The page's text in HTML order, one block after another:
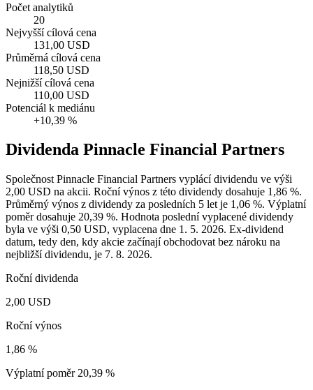
Počet analytiků
20
Nejvyšší cílová cena
131,00 USD
Průměrná cílová cena
118,50 USD
Nejnižší cílová cena
110,00 USD
Potenciál k mediánu
+10,39 %
Dividenda Pinnacle Financial Partners
Společnost Pinnacle Financial Partners vyplácí dividendu ve výši
2,00 USD na akcii. Roční výnos z této dividendy dosahuje 1,86 %.
Průměrný výnos z dividendy za posledních 5 let je 1,06 %. Výplatní
poměr dosahuje 20,39 %. Hodnota poslední vyplacené dividendy
byla ve výši 0,50 USD, vyplacena dne 1. 5. 2026. Ex-dividend
datum, tedy den, kdy akcie začínají obchodovat bez nároku na
nejbližší dividendu, je 7. 8. 2026.
Roční dividenda
2,00 USD
Roční výnos
1,86 %
Výplatní poměr 20,39 %